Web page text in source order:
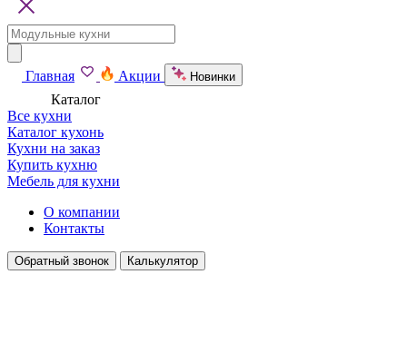
Главная Акции Новинки
Каталог
Все кухни
Каталог кухонь
Кухни на заказ
Купить кухню
Мебель для кухни
О компании
Контакты
Обратный звонок Калькулятор